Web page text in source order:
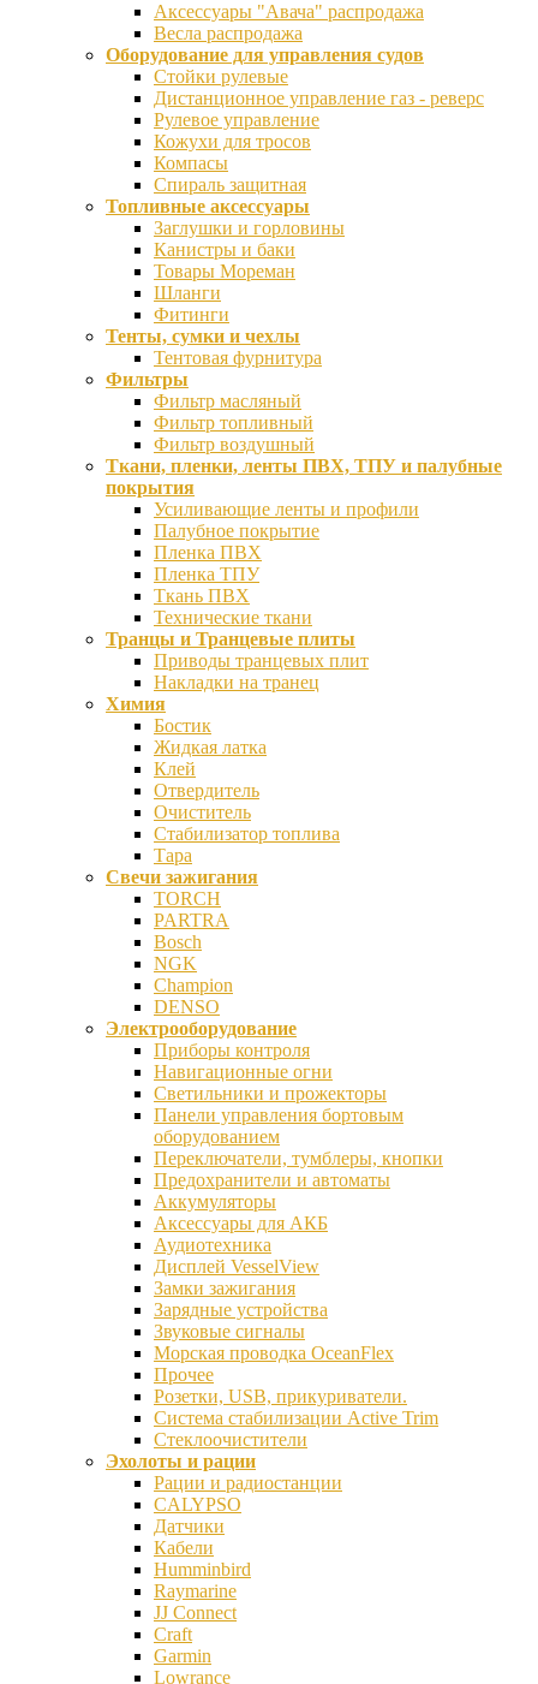
Аксессуары "Авача" распродажа
Весла распродажа
Оборудование для управления судов
Стойки рулевые
Дистанционное управление газ - реверс
Рулевое управление
Кожухи для тросов
Компасы
Спираль защитная
Топливные аксессуары
Заглушки и горловины
Канистры и баки
Товары Мореман
Шланги
Фитинги
Тенты, сумки и чехлы
Тентовая фурнитура
Фильтры
Фильтр масляный
Фильтр топливный
Фильтр воздушный
Ткани, пленки, ленты ПВХ, ТПУ и палубные
покрытия
Усиливающие ленты и профили
Палубное покрытие
Пленка ПВХ
Пленка ТПУ
Ткань ПВХ
Технические ткани
Транцы и Транцевые плиты
Приводы транцевых плит
Накладки на транец
Химия
Бостик
Жидкая латка
Клей
Отвердитель
Очиститель
Стабилизатор топлива
Тара
Свечи зажигания
TORCH
PARTRA
Bosch
NGK
Champion
DENSO
Электрооборудование
Приборы контроля
Навигационные огни
Светильники и прожекторы
Панели управления бортовым
оборудованием
Переключатели, тумблеры, кнопки
Предохранители и автоматы
Аккумуляторы
Аксессуары для АКБ
Аудиотехника
Дисплей VesselView
Замки зажигания
Зарядные устройства
Звуковые сигналы
Морская проводка OceanFlex
Прочее
Розетки, USB, прикуриватели.
Система стабилизации Active Trim
Стеклоочистители
Эхолоты и рации
Рации и радиостанции
CALYPSO
Датчики
Кабели
Humminbird
Raymarine
JJ Connect
Craft
Garmin
Lowrance